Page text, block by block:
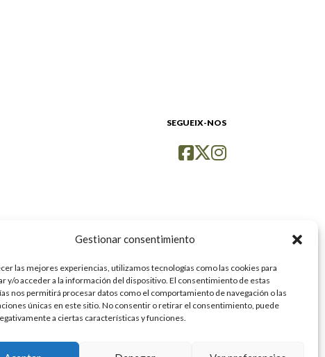
Gestionar consentimiento
las mejores experiencias, utilizamos tecnologías como las cookies para
y/o acceder a la información del dispositivo. El consentimiento de estas
nos permitirá procesar datos como el comportamiento de navegación o las
únicas en este sitio. No consentir o retirar el consentimiento, puede
a ciertas características y funciones.
SEGUEIX-NOS